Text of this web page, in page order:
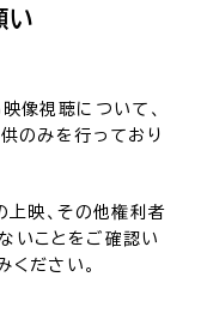
い
像視聴について、
のみを行っており
上映、その他権利者
いことをご確認い
ださい。